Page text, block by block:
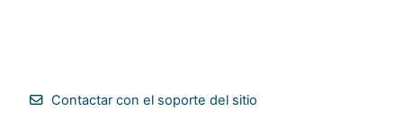
Contactar con el soporte del sitio